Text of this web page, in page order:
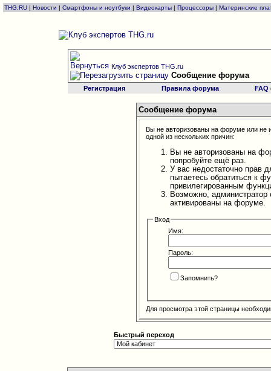
THG.RU | Новости | Смартфоны и ноутбуки | Видеокарты | Процессоры | Материнские
Клуб экспертов THG.ru
Сообщение форума
Регистрация Правила форума
Сообщение форума
Вы не авторизованы на форуме или не
одной из нескольких причин:
Вы не авторизованы на
попробуйте ещё раз.
У вас недостаточно прав
пытаетесь обратиться к
привилегированным
Возможно,
активированы на форуме.
Вход
Имя:
Пароль:
Запомнить?
Для просмотра этой страницы
Быстрый переход